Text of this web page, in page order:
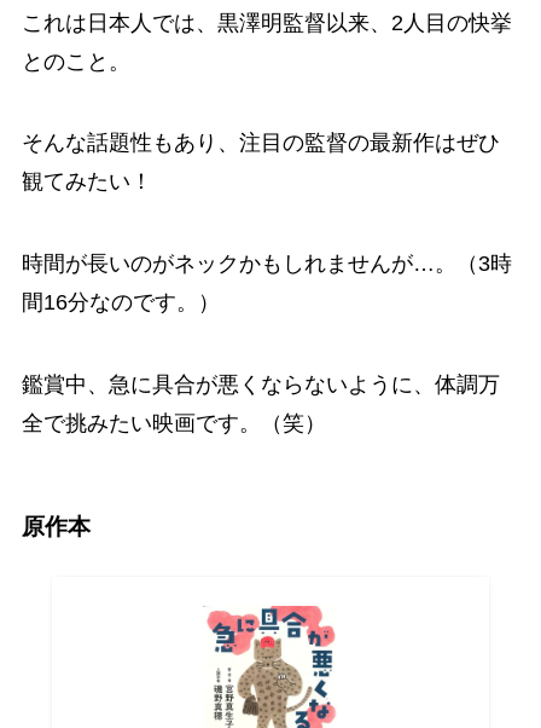
これは日本人では、黒澤明監督以来、2人目の快挙
とのこと。
そんな話題性もあり、注目の監督の最新作はぜひ
観てみたい！
時間が長いのがネックかもしれませんが…。（3時
間16分なのです。）
鑑賞中、急に具合が悪くならないように、体調万
全で挑みたい映画です。（笑）
原作本